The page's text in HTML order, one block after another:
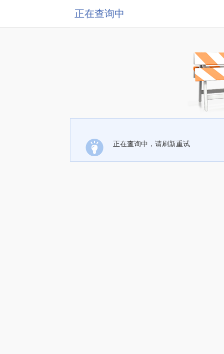
正在查询中
正在查询中，请刷新重试